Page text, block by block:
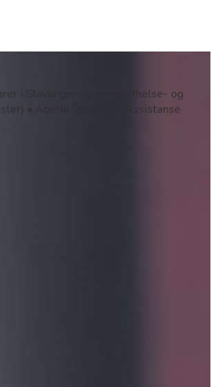
i Stavanger og omegn (helse- og
• Aberia Omsorg & Assistanse